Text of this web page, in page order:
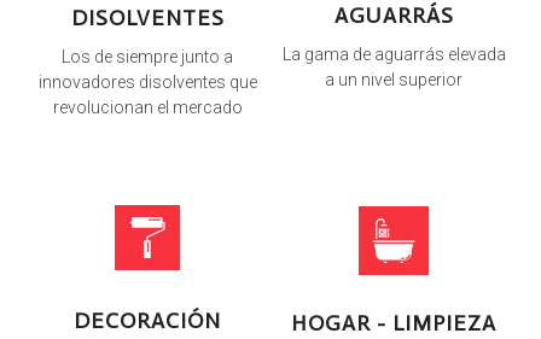
DISOLVENTES
Los de siempre junto a
innovadores disolventes que
revolucionan el mercado
AGUARRÁS
La gama de aguarrás elevada
a un nivel superior
DECORACIÓN HOGAR - LIMPIEZA